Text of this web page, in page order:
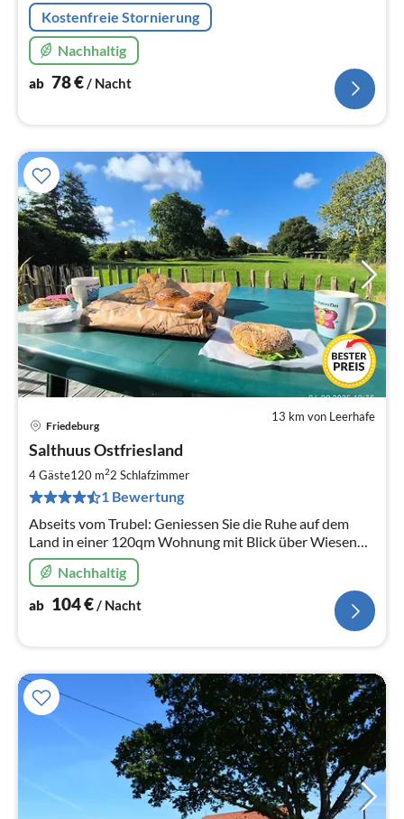
Kostenfreie Stornierung
Nachhaltig
ab 78€/ Nacht
13 km von Leerhafe
Friedeburg
Salthuus Ostfriesland
4 Gäste120 m22 Schlafzimmer
1 Bewertung
Abseits vom Trubel: Geniessen Sie die Ruhe auf dem
Land in einer 120qm Wohnung mit Blick über Wiesen
und Felder!
Nachhaltig
ab 104€/ Nacht